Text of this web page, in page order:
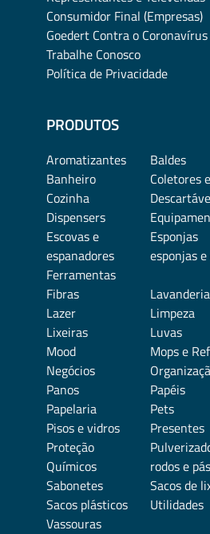
Consumidor Final (Empresas)
Goedert Contra o Coronavírus
Trabalhe Conosco
Política de Privacidade
PRODUTOS
Aromatizantes
Baldes
Banheiro
Coletores
Cozinha
Dispensers
Escovas e
espanadores
Esponjas
esponjas
Ferramentas
Fibras
Lavanderia
Lazer
Limpeza
Lixeiras
Luvas
Mood
Mops e
Negócios
Panos
Papéis
Papelaria
Pets
Pisos e vidros
Presentes
Proteção
Químicos
rodos e pás
Sabonetes
Sacos de
Sacos plásticos
Utilidades
Vassouras